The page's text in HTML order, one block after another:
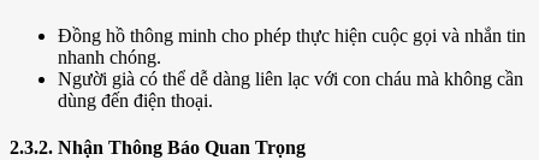
Đồng hồ thông minh cho phép thực hiện cuộc gọi và nhắn tin
nhanh chóng.
Người già có thể dễ dàng liên lạc với con cháu mà không cần
dùng đến điện thoại.
2.3.2. Nhận Thông Báo Quan Trọng